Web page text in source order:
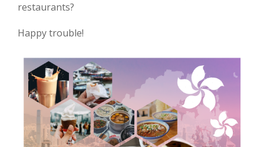
restaurants?
Happy trouble!